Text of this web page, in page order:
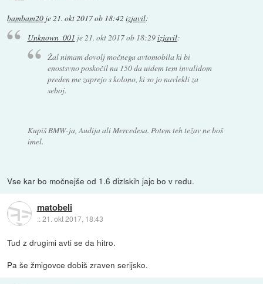
bambam20 je21. okt 2017 ob 18:42 izjavil:
Unknown_001 je21. okt 2017 ob 18:29izjavil:
Žal nimam dovolj močnega avtomobila ki bi
enostsvno poskočil na 150 da uidem tem invalidom
preden me zaprejo s kolono, ki so jo navlekli za
seboj.
Kupiš BMW-ja, Audija ali Mercedesa. Potem teh težav ne boš
imel.
Vse kar bo močnejše od 1.6 dizlskih jajc bo v redu.
matobeli
::21. okt 2017, 18:43
Tud z drugimi avti se da hitro.
Pa še žmigovce dobiš zraven serijsko.